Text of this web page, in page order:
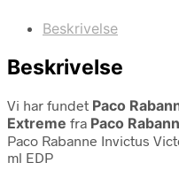
Beskrivelse
Beskrivelse
Vi har fundet Paco
Extreme fra Paco
Paco Rabanne Invictus
ml EDP